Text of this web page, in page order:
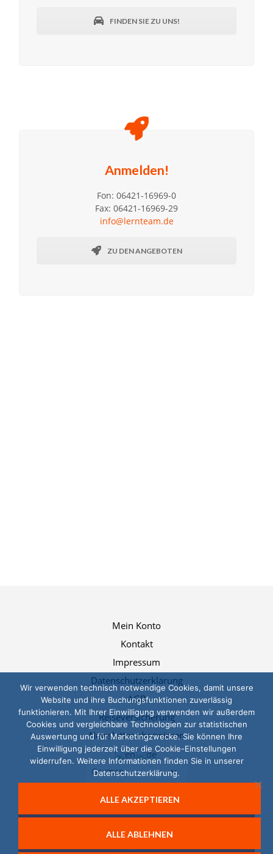
FINDEN SIE ZU UNS!
Anmelden!
Fon: 06421-16969-0
Fax: 06421-16969-29
info@lernteam.de
ZU DEN ANGEBOTEN
Mein Konto
Kontakt
Impressum
Datenschutzerklärung
AGB
Reiseversicherung
Newsletter abonnieren
SIE KÖNNEN IHRE EINWILLIGUNG JEDERZEIT
WIDERRUFEN UND IHRE COOKIE-EINSTELLUNGEN
ÄNDERN.
Wir verwenden technisch notwendige Cookies, damit unsere
Website und ihre Buchungsfunktionen zuverlässig
funktionieren. Mit Ihrer Einwilligung verwenden wir außerdem
Cookies und vergleichbare Technologien zur statistischen
Auswertung und für Marketingzwecke. Sie können Ihre
Einwilligung jederzeit über die Cookie-Einstellungen
widerrufen. Weitere Informationen finden Sie in unserer
Datenschutzerklärung.
ALLE AKZEPTIEREN
ALLE ABLEHNEN